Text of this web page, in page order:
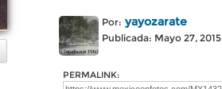
Por: yayozarate
Publicada: Mayo 27, 2015
PERMALINK: